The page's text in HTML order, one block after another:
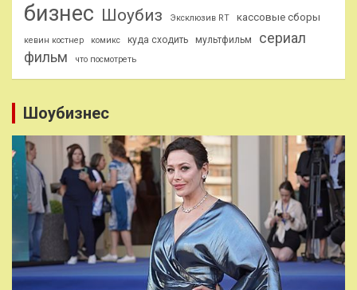
бизнес Шоубиз Эксклюзив RT кассовые сборы
кевин костнер комикс куда сходить мультфильм
сериал
фильм
что посмотреть
Шоубизнес